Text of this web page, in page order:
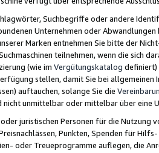
Suchbegriffe oder andere
Unternehmen oder
Marken entnehmen Sie bitte der
teilnehmen, wenn die sich
(wie im Vergütungskatalog definiert)
stellen, damit Sie bei
auftauchen, solange Sie die
nicht unmittelbar oder mittelbar über eine
juristischen Personen für die Nutzung
Punkten, Spenden für
oder Treueprogramme auflegen, die